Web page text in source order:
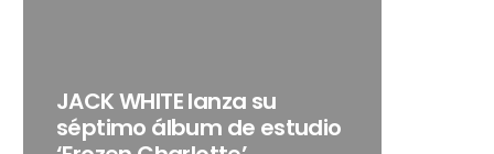
JACK WHITE lanza su
séptimo álbum de estudio